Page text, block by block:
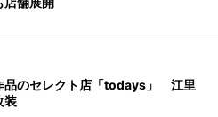
品のセレクト店「todays」 江里
装